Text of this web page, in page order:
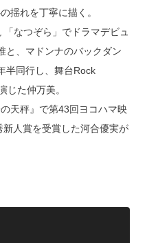
揺れを丁寧に描く。
なつぞら」でドラマデビュ
と、マドンナのバックダン
半同行し、舞台Rock
じた仲万美。
天秤』で第43回ヨコハマ映
人賞を受賞した河合優実が